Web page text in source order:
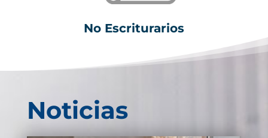
No Escriturarios
Noticias